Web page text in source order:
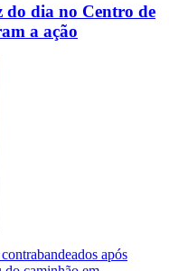
do dia no Centro de
a ação
após